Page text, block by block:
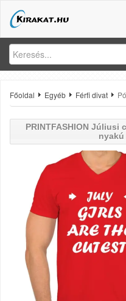
Főoldal Egyéb Férfi divat
PRINTFASHION Júliusi